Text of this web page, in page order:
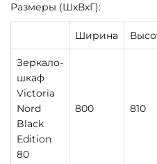
Размеры (ШхВхГ):
Ширина
Зеркало-
шкаф
Victoria
Nord
Black
Edition
80
800 810